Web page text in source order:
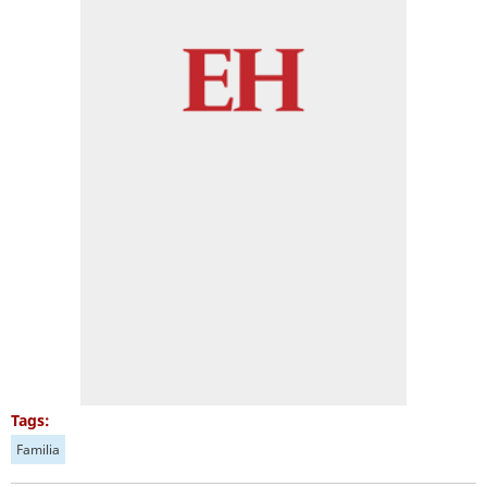
Tags:
Familia